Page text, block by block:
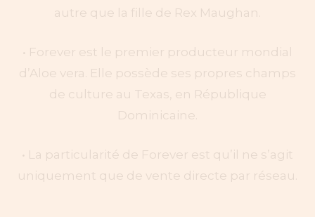
autre que la fille de Rex Maughan.
​• Forever est le premier producteur mondial
d’Aloe vera. Elle possède ses propres champs
de culture au Texas, en République
Dominicaine.
• La particularité de Forever est qu’il ne s’agit
uniquement que de vente directe par réseau.